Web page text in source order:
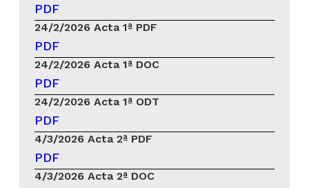
PDF
24/2/2026 Acta 1ª PDF
PDF
24/2/2026 Acta 1ª DOC
PDF
24/2/2026 Acta 1ª ODT
PDF
4/3/2026 Acta 2ª PDF
PDF
4/3/2026 Acta 2ª DOC